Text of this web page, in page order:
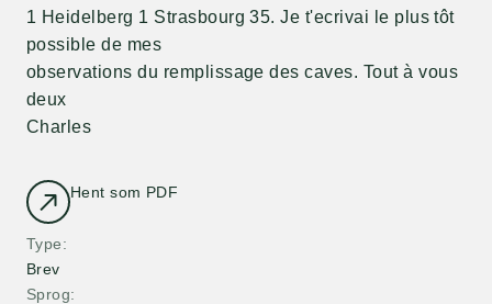
Hent som PDF
Type
Brev
Sprog
1 Heidelberg 1 Strasbourg 35. Je t'ecrivai le plus tôt
possible de mes
observations du remplissage des caves. Tout à vous
deux
Charles